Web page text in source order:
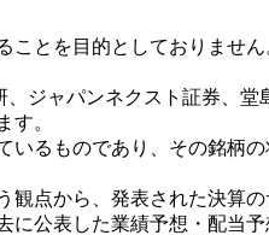
とを目的としておりません
ャパンネクスト証券、堂
す。
るものであり、その銘柄
点から、発表された決算
公表した業績予想・配当